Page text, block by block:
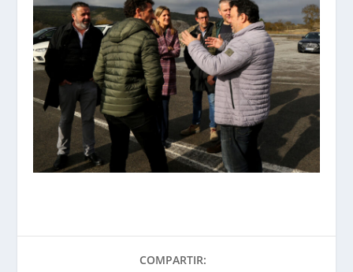
COMPARTIR: